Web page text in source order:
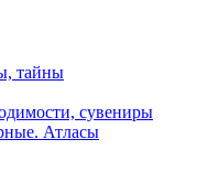
тайны
сувениры
Атласы